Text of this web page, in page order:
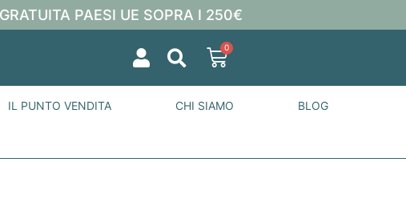
PAESI UE SOPRA I 250€
0
IL PUNTO VENDITA CHI SIAMO BLOG